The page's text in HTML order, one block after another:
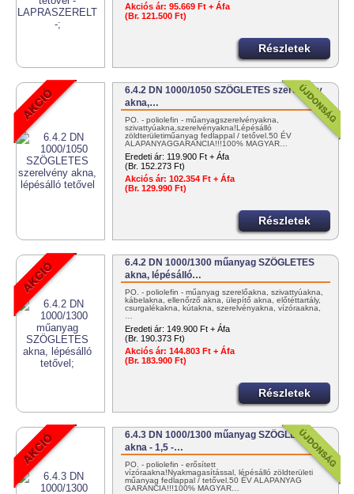
Akciós ár: 95.669 Ft + Áfa
(Br. 121.500 Ft)
Részletek
6.4.2 DN 1000/1050 SZÖGLETES szerelvény
akna,…
PO. - poliolefin - műanyagszerelvényakna,
szivattyúakna,szerelvényakna!Lépésálló
zöldterületiműanyag fedlappal / tetővel.50 ÉV
ALAPANYAGGARANCIA!!!100% MAGYAR…
Eredeti ár: 119.900 Ft + Áfa
(Br. 152.273 Ft)
Akciós ár: 102.354 Ft + Áfa
(Br. 129.990 Ft)
Részletek
6.4.2 DN 1000/1300 műanyag SZÖGLETES
akna, lépésálló…
PO. - poliolefin - műanyag szerelőakna, szivattyúakna,
kábelakna, ellenőrző akna, ülepítő akna, előtéttartály,
csurgalékakna, kútakna, szerelvényakna, vízóraakna,
…
Eredeti ár: 149.900 Ft + Áfa
(Br. 190.373 Ft)
Akciós ár: 144.803 Ft + Áfa
(Br. 183.900 Ft)
Részletek
6.4.3 DN 1000/1300 műanyag SZÖGLETES
akna - 1,5 -…
PO. - poliolefin - erősített
vízóraakna!Nyakmagasítással, lépésálló zöldterületi
műanyag fedlappal / tetővel.50 ÉV ALAPANYAG
GARANCIA!!!100% MAGYAR…